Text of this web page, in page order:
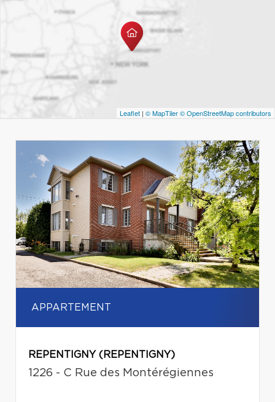
Leaflet | © MapTiler© OpenStreetMap contributors
APPARTEMENT
REPENTIGNY (REPENTIGNY)
1226 - C Rue des Montérégiennes